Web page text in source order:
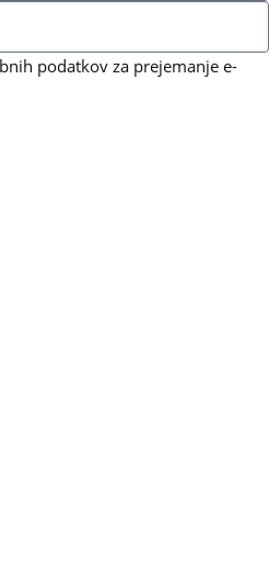
podatkov za prejemanje e-